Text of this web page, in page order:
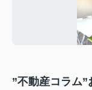
”不動産コラム